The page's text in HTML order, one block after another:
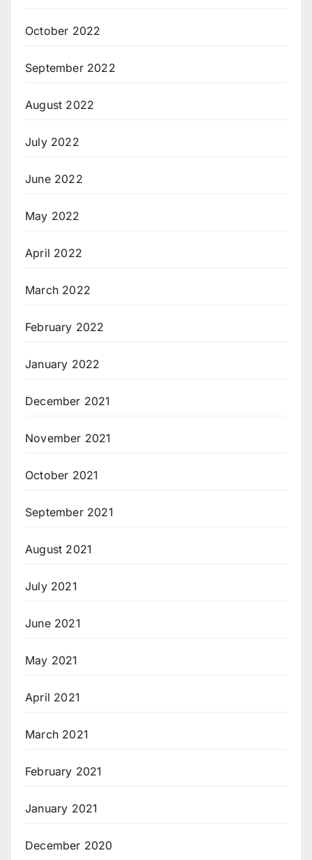
October 2022
September 2022
August 2022
July 2022
June 2022
May 2022
April 2022
March 2022
February 2022
January 2022
December 2021
November 2021
October 2021
September 2021
August 2021
July 2021
June 2021
May 2021
April 2021
March 2021
February 2021
January 2021
December 2020